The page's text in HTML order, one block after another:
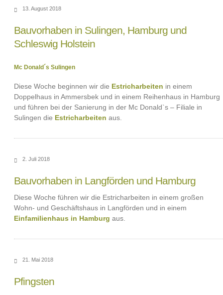
13. August 2018
Bauvorhaben in Sulingen, Hamburg und
Schleswig Holstein
Mc Donald´s Sulingen
Diese Woche beginnen wir die Estricharbeiten in einem
Doppelhaus in Ammersbek und in einem Reihenhaus in Hamburg
und führen bei der Sanierung in der Mc Donald`s – Filiale in
Sulingen die Estricharbeiten aus.
2. Juli 2018
Bauvorhaben in Langförden und Hamburg
Diese Woche führen wir die Estricharbeiten in einem großen
Wohn- und Geschäftshaus in Langförden und in einem
Einfamilienhaus in Hamburg aus.
21. Mai 2018
Pfingsten